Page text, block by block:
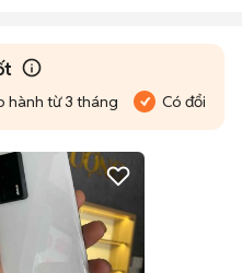
hành từ 3 tháng Có đổi trả